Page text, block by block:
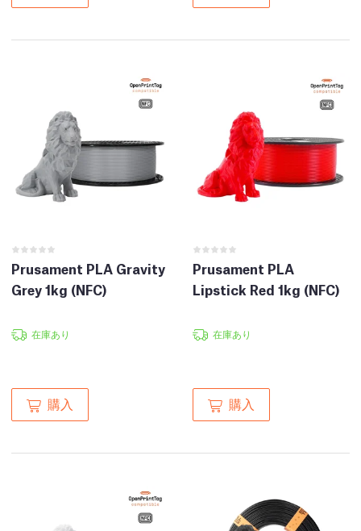
Prusament PLA Gravity
Grey 1kg (NFC)
在庫あり
購入
Prusament PLA
Lipstick Red 1kg (NFC)
在庫あり
購入